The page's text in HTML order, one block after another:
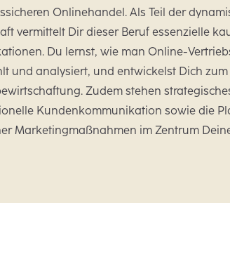
Onlinehandel. Als Teil der
vermittelt Dir dieser Beruf essenzielle
Du lernst, wie man Online-
und analysiert, und entwickelst Dich
Zudem stehen
Kundenkommunikation sowie die
Marketingmaßnahmen im Zentrum